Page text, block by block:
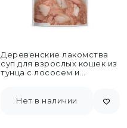
Деревенские лакомства
суп для взрослых кошек из
тунца с лососем и
Нет в наличии